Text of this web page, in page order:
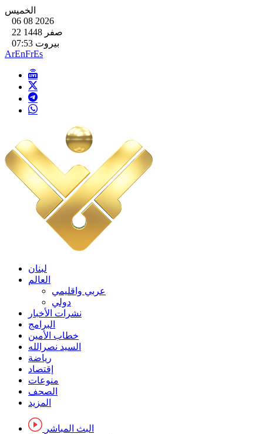
06 08 2026
بيروت 07:53
ArEnFrEs
لبنان
العالم
عربي واقليمي
دولي
نشرات الأخبار
البرامج
خطاب الأمين
السيد نصرالله
رياضة
إقتصاد
منوعات
الصحف
المزيد
البث المباشر